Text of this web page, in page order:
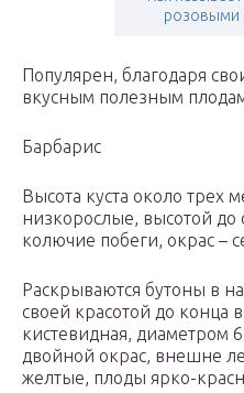
розовыми
Популярен, благодаря
вкусным полезным
Барбарис
Высота куста около трех
низкорослые, высотой до
колючие побеги, окрас –
Раскрываются бутоны в
своей красотой до конца
кистевидная, диаметром
двойной окрас, внешне
желтые, плоды ярко-